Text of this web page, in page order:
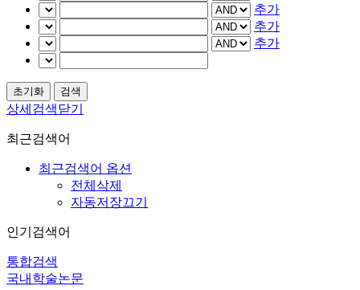
추가
추가
추가
상세검색닫기
최근검색어
최근검색어 옵션
전체삭제
자동저장끄기
인기검색어
통합검색
국내학술논문